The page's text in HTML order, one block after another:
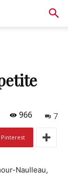
966 7
Pinterest
Naulleau,